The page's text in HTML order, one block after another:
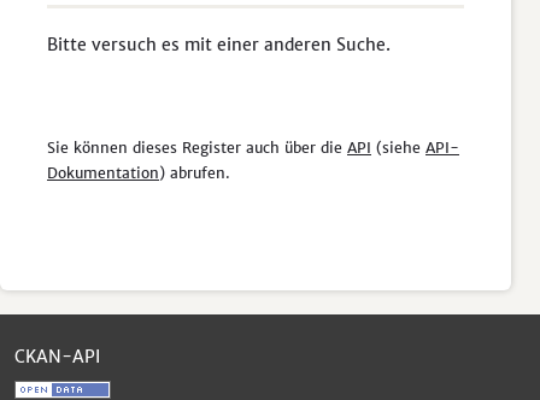
Bitte versuch es mit einer anderen Suche.
Sie können dieses Register auch über die API (siehe API-
Dokumentation) abrufen.
CKAN-API